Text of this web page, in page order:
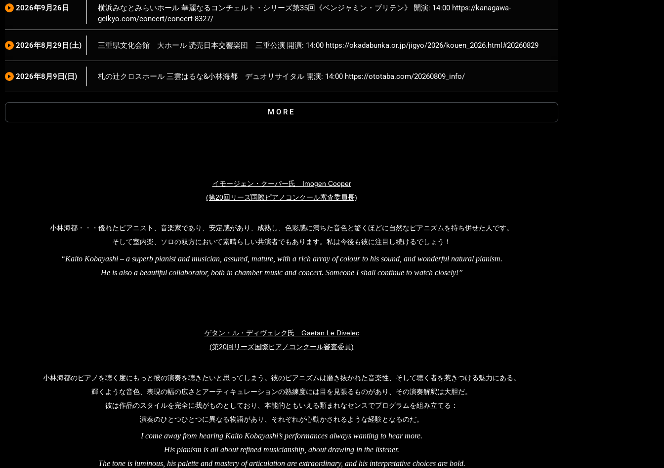
2026年9月26日
横浜みなとみらいホール 華麗なるコンチェルト・シリーズ第35回《ベンジャミン・ブリテン》 開演: 14:00 https://kanagawa-
geikyo.com/concert/concert-8327/
2026年8月29日(土) 三重県文化会館 大ホール 読売日本交響楽団 三重公演 開演: 14:00 https://okadabunka.or.jp/jigyo/2026/kouen_2026.html#20260829
2026年8月9日(日) 札の辻クロスホール 三雲はるな&小林海都 デュオリサイタル 開演: 14:00 https://ototaba.com/20260809_info/
MORE
イモージェン・クーパー氏 Imogen Cooper
(第20回リーズ国際ピアノコンクール審査委員長)
小林海都・・・優れたピアニスト、音楽家であり、安定感があり、成熟し、色彩感に満ちた音色と驚くほどに自然なピアニズムを持ち併せた人です。
そして室内楽、ソロの双方において素晴らしい共演者でもあります。私は今後も彼に注目し続けるでしょう！
“Kaito Kobayashi – a superb pianist and musician, assured, mature, with a rich array of colour to his sound, and wonderful natural pianism.
He is also a beautiful collaborator, both in chamber music and concert. Someone I shall continue to watch closely!”
ゲタン・ル・ディヴェレク氏 Gaetan Le Divelec
(第20回リーズ国際ピアノコンクール審査委員)
小林海都のピアノを聴く度にもっと彼の演奏を聴きたいと思ってしまう。彼のピアニズムは磨き抜かれた音楽性、そして聴く者を惹きつける魅力にある。
輝くような音色、表現の幅の広さとアーティキュレーションの熟練度には目を見張るものがあり、その演奏解釈は大胆だ。
彼は作品のスタイルを完全に我がものとしており、本能的ともいえる類まれなセンスでプログラムを組み立てる：
演奏のひとつひとつに異なる物語があり、それぞれが心動かされるような経験となるのだ。
I come away from hearing Kaito Kobayashi’s performances always wanting to hear more.
His pianism is all about refined musicianship, about drawing in the listener.
The tone is luminous, his palette and mastery of articulation are extraordinary, and his interpretative choices are bold.